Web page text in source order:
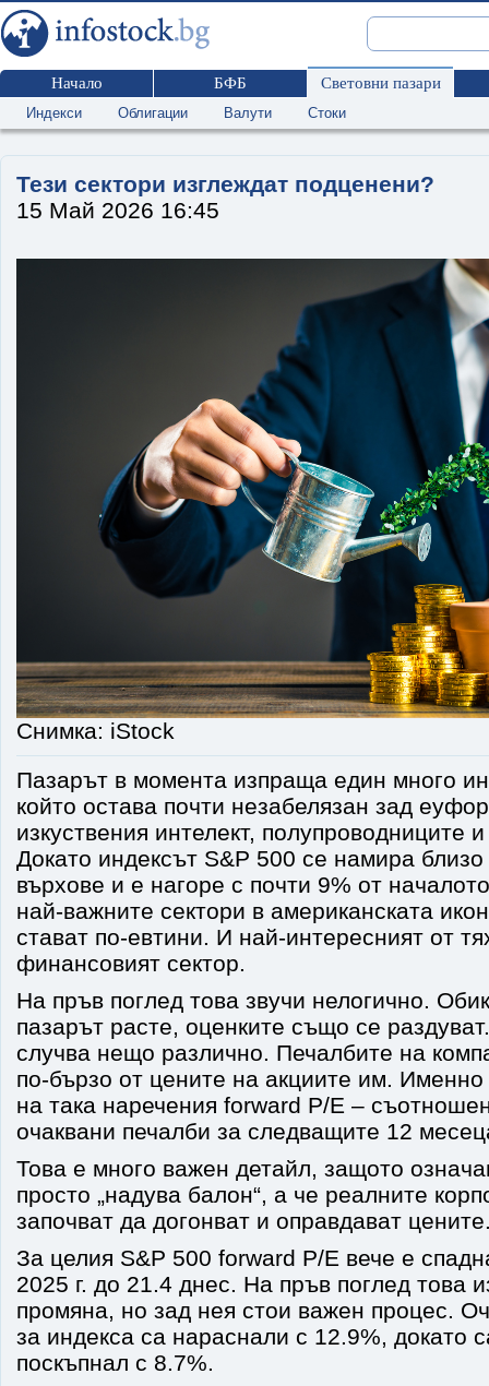
Начало БФБ Световни пазари
Индекси Облигации Валути Стоки
Тези сектори изглеждат подценени?
15 Май 2026 16:45
Снимка: iStock
Пазарът в момента изпраща един много
който остава почти незабелязан зад
изкуствения интелект, полупроводниците
Докато индексът S&P 500 се намира близо
върхове и е нагоре с почти 9% от
най-важните сектори в американската
стават по-евтини. И най-интересният от
финансовият сектор.
На пръв поглед това звучи нелогично.
пазарът расте, оценките също се
случва нещо различно. Печалбите на
по-бързо от цените на акциите им.
на така наречения forward P/E –
очаквани печалби за следващите 12
Това е много важен детайл, защото
просто „надува балон“, а че реалните
започват да догонват и оправдават
За целия S&P 500 forward P/E вече е
2025 г. до 21.4 днес. На пръв поглед това
промяна, но зад нея стои важен процес.
за индекса са нараснали с 12.9%, докато
поскъпнал с 8.7%.